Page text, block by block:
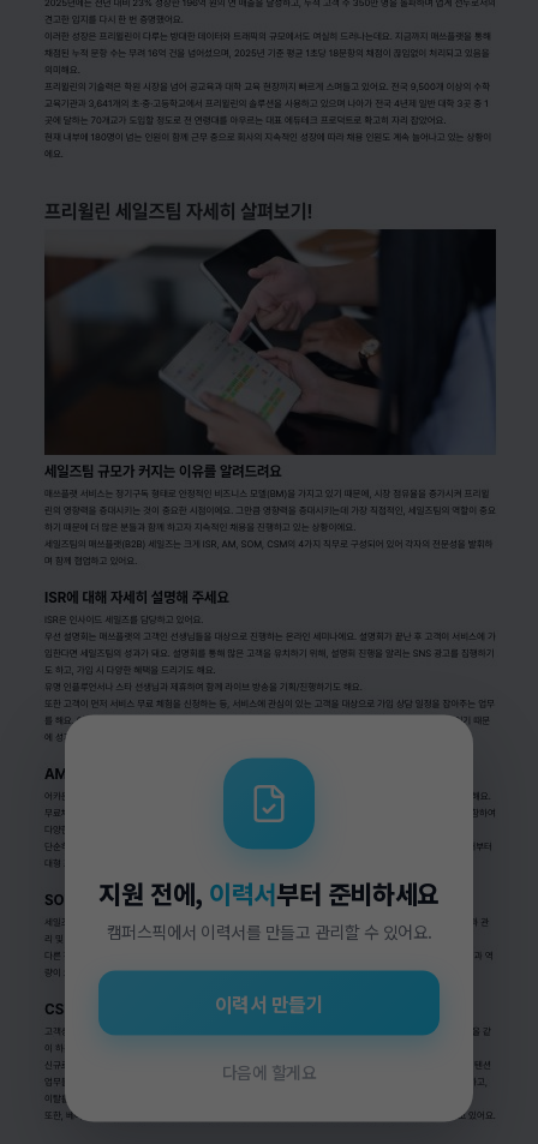
지원 전에, 이력서부터 준비하세요
캠퍼스픽에서 이력서를 만들고 관리할 수 있어요.
이력서 만들기
다음에 할게요